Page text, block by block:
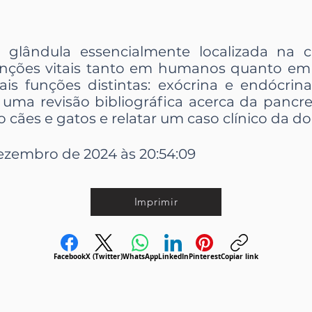
essencialmente localizada na
vitais tanto em humanos quanto
funções distintas: exócrina e
revisão bibliográfica acerca da
e gatos e relatar um caso clínico da
de 2024 às 20:54:09
Imprimir
FacebookX (Twitter)WhatsAppLinkedInPinterestCopiar link